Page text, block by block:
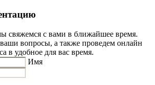
свяжемся с вами в ближайшее время.
вопросы, а также проведем онлайн
в удобное для вас время.
Имя